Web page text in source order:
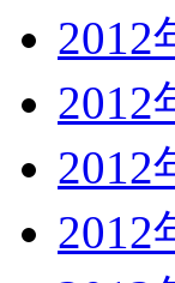
2012
2012
2012
2012